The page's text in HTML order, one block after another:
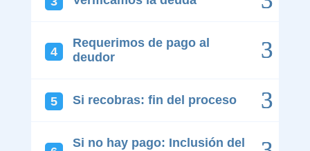
Requerimos de pago al
deudor
Si recobras: fin del proceso
Si no hay pago: Inclusión del